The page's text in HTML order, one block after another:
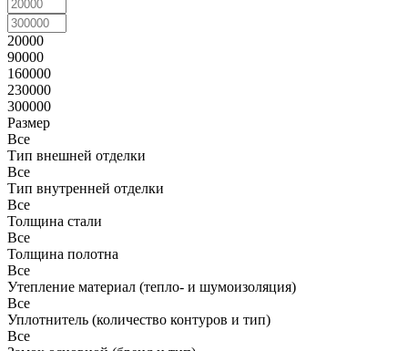
20000
90000
160000
230000
300000
Размер
Все
Тип внешней отделки
Все
Тип внутренней отделки
Все
Толщина стали
Все
Толщина полотна
Все
Утепление материал (тепло- и шумоизоляция)
Все
Уплотнитель (количество контуров и тип)
Все